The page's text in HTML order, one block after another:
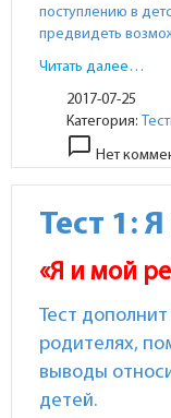
поступлению в
предвидеть
Читать далее…
2017-07-25
Категория:
chat_bubble_outline Нет
Тест 1:
«Я и мой
Тест
родителях,
выводы
детей.